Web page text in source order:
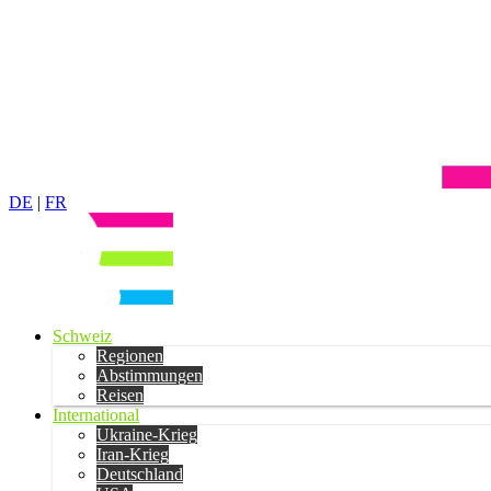
DE | FR
Schweiz
Regionen
Abstimmungen
Reisen
International
Ukraine-Krieg
Iran-Krieg
Deutschland